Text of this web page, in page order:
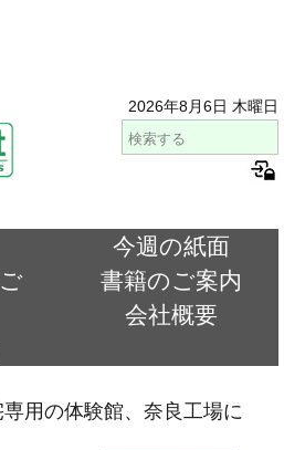
2026年8月6日 木曜日
今週の紙面
書籍のご案内
会社概要
用の体験館、奈良工場に